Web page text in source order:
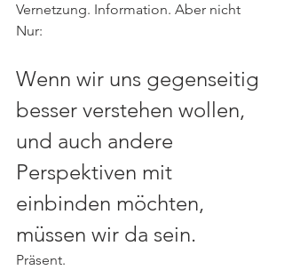
Vernetzung. Information. Aber nicht
Nur:
Wenn wir uns gegenseitig
besser verstehen wollen,
und auch andere
Perspektiven mit
einbinden möchten,
müssen wir da sein.
Präsent.